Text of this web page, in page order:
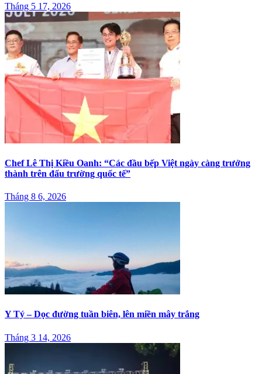
Tháng 5 17, 2026
Chef Lê Thị Kiều Oanh: “Các đầu bếp Việt ngày càng trưởng
thành trên đấu trường quốc tế”
Tháng 8 6, 2026
Y Tý – Dọc đường tuần biên, lên miền mây trắng
Tháng 3 14, 2026